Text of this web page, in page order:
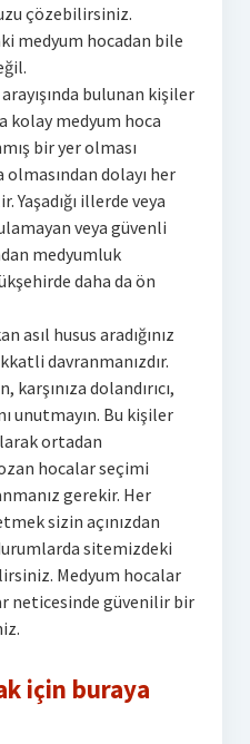
çözebilirsiniz.
medyum hocadan bile
bulunan kişiler
kolay medyum hoca
bir yer olması
dolayı her
illerde veya
veya güvenli
medyumluk
daha da ön
asıl husus aradığınız
davranmanızdır.
dolandırıcı,
unutmayın. Bu kişiler
ortadan
hocalar seçimi
gerekir. Her
sizin açınızdan
sitemizdeki
Medyum hocalar
neticesinde güvenilir bir
için buraya